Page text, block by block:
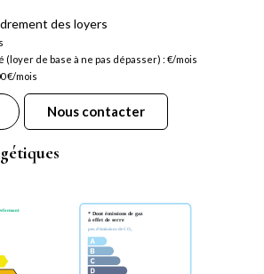
des loyers
de base à ne pas dépasser) : €/mois
€/mois
Nous contacter